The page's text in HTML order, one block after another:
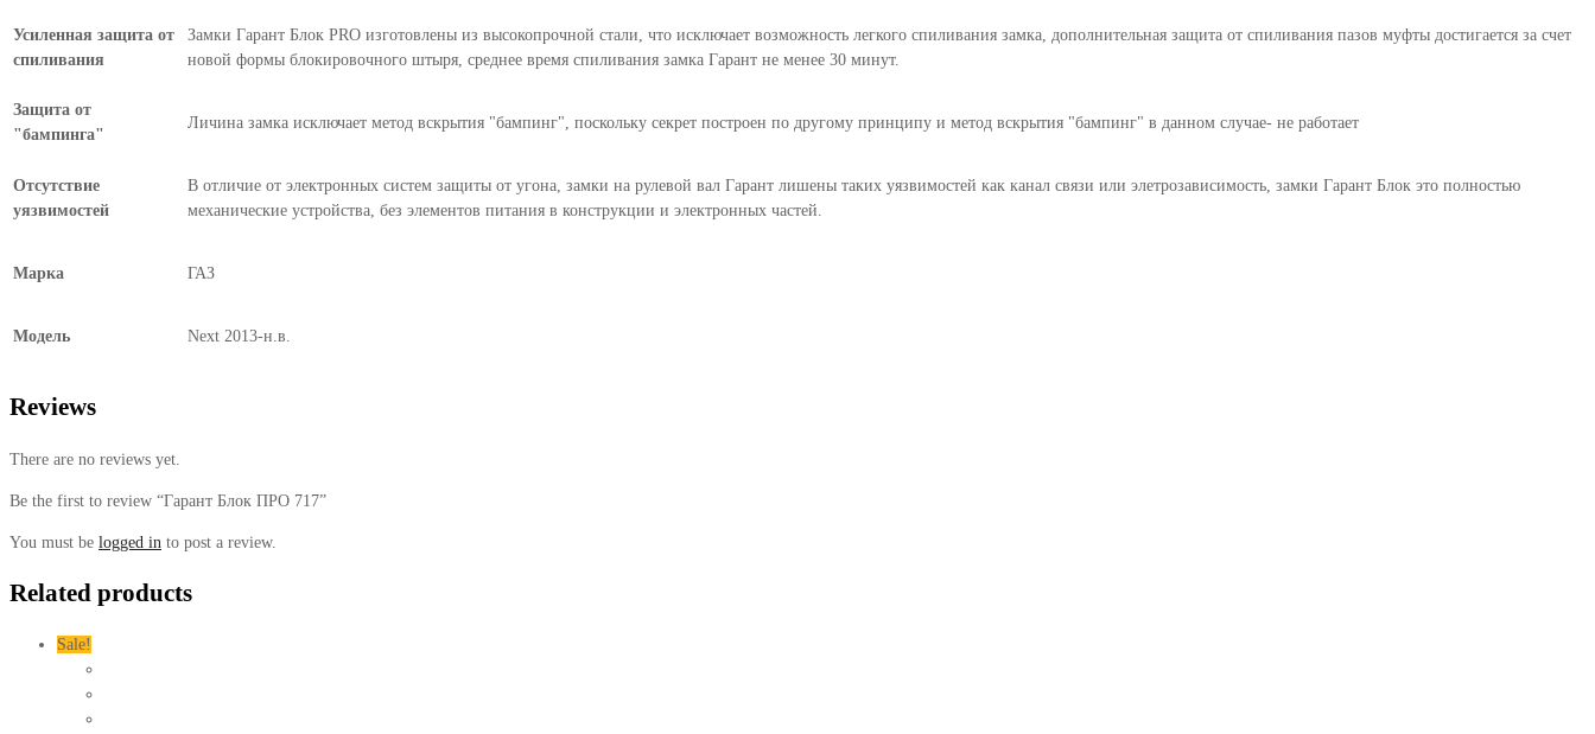
Усиленная защита от
спиливания
Замки Гарант Блок PRO изготовлены из высокопрочной стали, что исключает возможность легкого спиливания замка, дополнительная защита от спиливания пазов муфты достигается за счет
новой формы блокировочного штыря, среднее время спиливания замка Гарант не менее 30 минут.
Защита от
"бампинга"
Личина замка исключает метод вскрытия "бампинг", поскольку секрет построен по другому принципу и метод вскрытия "бампинг" в данном случае- не работает
Отсутствие
уязвимостей
В отличие от электронных систем защиты от угона, замки на рулевой вал Гарант лишены таких уязвимостей как канал связи или элетрозависимость, замки Гарант Блок это полностью
механические устройства, без элементов питания в конструкции и электронных частей.
Марка ГАЗ
Модель Next 2013-н.в.
Reviews
There are no reviews yet.
Be the first to review “Гарант Блок ПРО 717”
You must be logged in to post a review.
Related products
Sale!